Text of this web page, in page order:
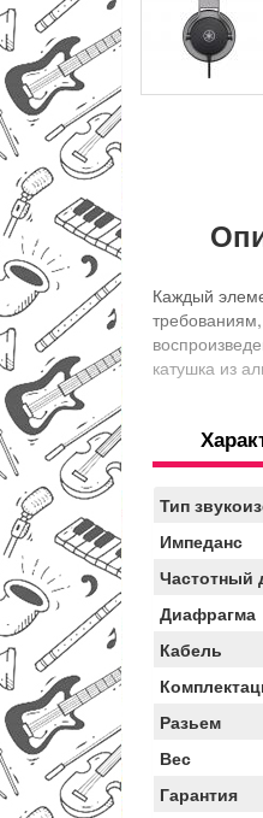
Каждый
катушка из
покрытием
Тип
Импеданс
Частотный
Диафрагма
Кабель
Разьем
Вес
Гарантия